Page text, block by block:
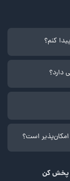
کنم؟
دارد؟
است؟
پخش کن